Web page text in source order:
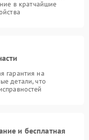
в кратчайшие
гарантия на
детали, что
и бесплатная